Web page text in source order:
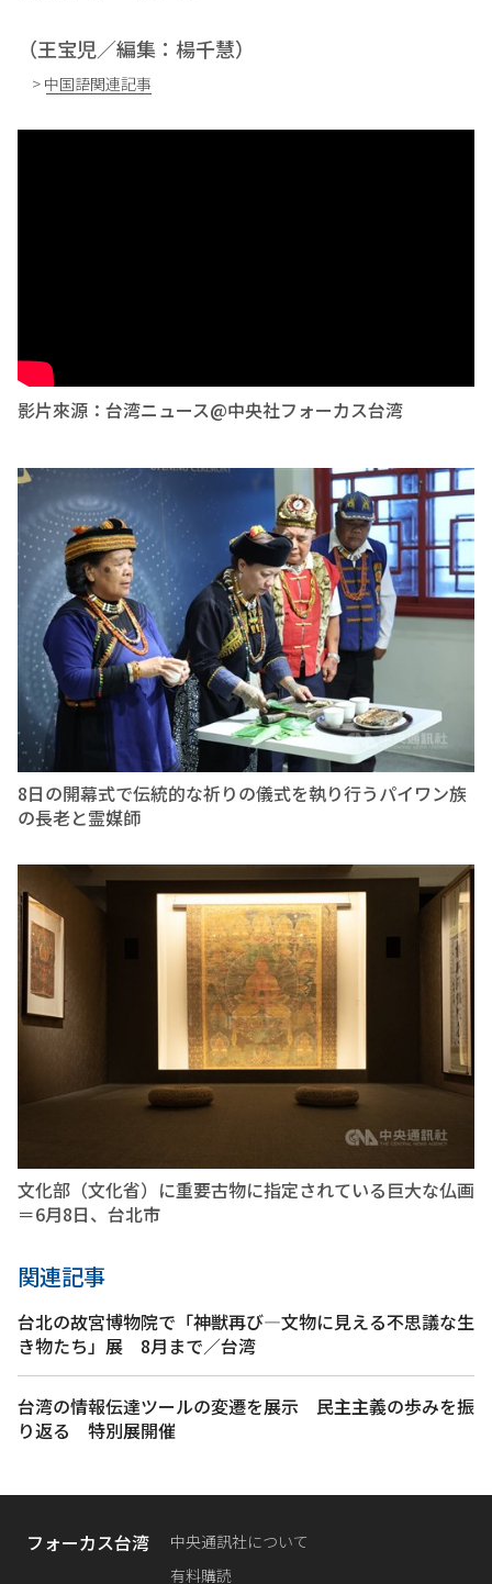
（王宝児／編集：楊千慧）
> 中国語関連記事
影片來源：台湾ニュース@中央社フォーカス台湾
8日の開幕式で伝統的な祈りの儀式を執り行うパイワン族
の長老と霊媒師
文化部（文化省）に重要古物に指定されている巨大な仏画
＝6月8日、台北市
関連記事
台北の故宮博物院で「神獣再び―文物に見える不思議な生
き物たち」展 8月まで／台湾
台湾の情報伝達ツールの変遷を展示 民主主義の歩みを振
り返る 特別展開催
フォーカス台湾
中央通訊社について
有料購読